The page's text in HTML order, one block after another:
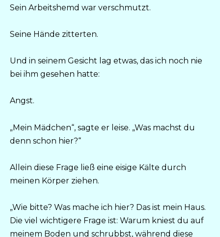
Sein Arbeitshemd war verschmutzt.
Seine Hände zitterten.
Und in seinem Gesicht lag etwas, das ich noch nie
bei ihm gesehen hatte:
Angst.
„Mein Mädchen“, sagte er leise. „Was machst du
denn schon hier?“
Allein diese Frage ließ eine eisige Kälte durch
meinen Körper ziehen.
„Wie bitte? Was mache ich hier? Das ist mein Haus.
Die viel wichtigere Frage ist: Warum kniest du auf
meinem Boden und schrubbst, während diese